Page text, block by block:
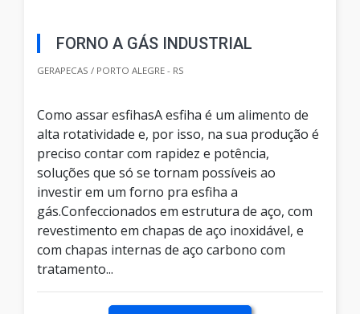
FORNO A GÁS INDUSTRIAL
GERAPECAS / PORTO ALEGRE - RS
Como assar esfihasA esfiha é um alimento de
alta rotatividade e, por isso, na sua produção é
preciso contar com rapidez e potência,
soluções que só se tornam possíveis ao
investir em um forno pra esfiha a
gás.Confeccionados em estrutura de aço, com
revestimento em chapas de aço inoxidável, e
com chapas internas de aço carbono com
tratamento...